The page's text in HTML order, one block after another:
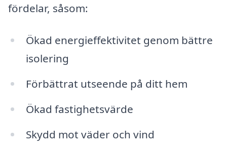
fördelar, såsom:
Ökad energieffektivitet genom bättre
isolering
Förbättrat utseende på ditt hem
Ökad fastighetsvärde
Skydd mot väder och vind